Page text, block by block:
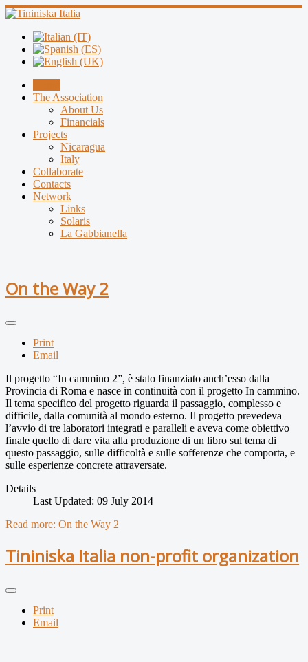
The Association
About Us
Financials
Projects
Nicaragua
Italy
Collaborate
Contacts
Network
Links
Solaris
La Gabbianella
On the Way 2
Print
Email
Il progetto “In cammino 2”, è stato finanziato anch’esso dalla
Provincia di Roma e nasce in continuità con il progetto In cammino.
Il tema specifico del progetto riguarda il passaggio, complesso e
difficile, dalla comunità al mondo esterno. Il progetto prevedeva
l’avvio di tre laboratori integrati e paralleli e aveva come obiettivo
finale quello di dare vita alla produzione di un libro sul tema di
questo passaggio, sulle difficoltà e sulle sofferenze che comporta, e
sulle esperienze concrete attraversate.
Details
Last Updated: 09 July 2014
Read more: On the Way 2
Tininiska Italia non-profit organization
Print
Email